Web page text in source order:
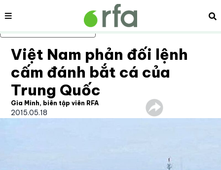
Bỏ qua nội dung chính
Nội dung
Việt Nam phản đối lệnh
cấm đánh bắt cá của
Trung Quốc
Gia Minh, biên tập viên RFA
2015.05.18